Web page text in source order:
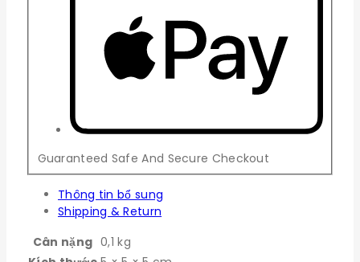
Guaranteed Safe And Secure Checkout
Thông tin bổ sung
Shipping & Return
Cân nặng 0,1 kg